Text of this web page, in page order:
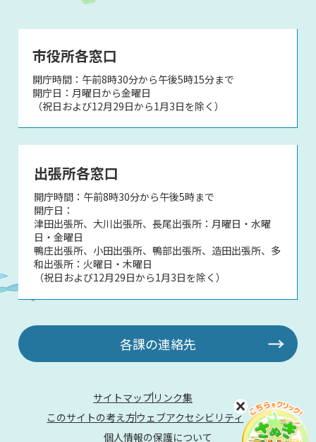
市役所各窓口
開庁時間：午前8時30分から午後5時15分まで
開庁日：月曜日から金曜日
（祝日および12月29日から1月3日を除く）
出張所各窓口
開庁時間：午前8時30分から午後5時まで
開庁日：
津田出張所、大川出張所、長尾出張所：月曜日・水曜
日・金曜日
鴨庄出張所、小田出張所、鴨部出張所、造田出張所、多
和出張所：火曜日・木曜日
（祝日および12月29日から1月3日を除く）
各課の連絡先
サイトマップ リンク集
このサイトの考え方ウェブアクセシビリティ
個人情報の保護について